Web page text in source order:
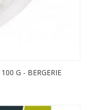
G - BERGERIE